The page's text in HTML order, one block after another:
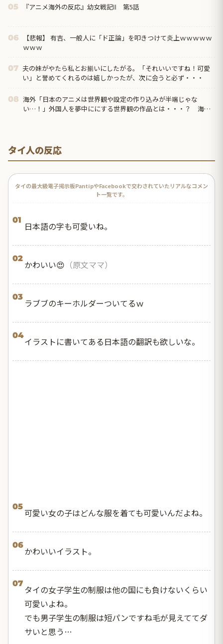
05 『アニメ海外の反応』幼女戦記Ⅱ 第5話
06
【悲報】 有吉、一般人に「ド正論」を叩きつけて炎上ｗｗｗｗｗ
ｗｗｗ
07 夫の妹がやたら私とお揃いにしたがる。「それいいですね！可愛
い」と誉めてくれるのは嬉しかったが、次に会うと必ず・・・
08 海外「日本のアニメは世界観や設定の作り込みが半端じゃな
い…！」外国人を夢中ににする世界観の作品とは・・・？ 海外
タイ人の反応
タイの最大級電子掲示板PantipやFacebookで交わされていたリアルなコメン
ト一覧です。
01
日本語の字も可愛いね。
02
かわいい😍 （原文ママ）
03
ラブブのキーホルダーついてるｗ
04
イラストに書いてある日本語の翻訳も欲しいな。
05
可愛い女の子はどんな服を着ても可愛いんだよね。
06
かわいいイラスト。
07
タイの女子学生の制服は他の国にも負けないくらい
可愛いよね。
でも男子学生の制服は短パンですね毛が見えててダ
サいと思う…